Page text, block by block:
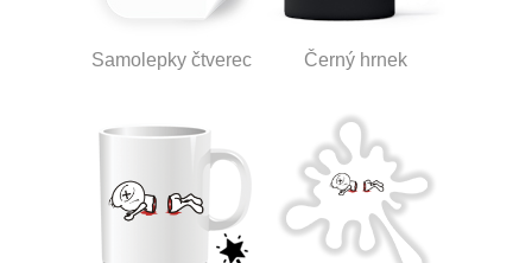
Samolepky čtverec Černý hrnek